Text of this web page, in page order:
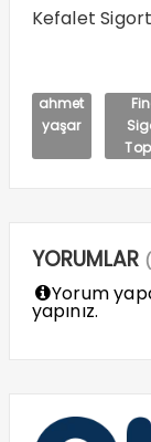
Kefalet
ahmet
yaşar
YORUMLAR
Yorum
yapınız.